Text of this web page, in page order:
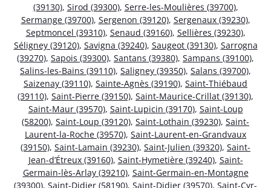
(39130), Sirod (39300), Serre-les-Moulières (39700),
Sermange (39700), Sergenon (39120), Sergenaux (39230),
Septmoncel (39310), Senaud (39160), Sellières (39230),
Séligney (39120), Savigna (39240), Saugeot (39130), Sarrogna
(39270), Sapois (39300), Santans (39380), Sampans (39100),
Salins-les-Bains (39110), Saligney (39350), Salans (39700),
Saizenay (39110), Sainte-Agnès (39190), Saint-Thiébaud
(39110), Saint-Pierre (39150), Saint-Maurice-Crillat (39130),
Saint-Maur (39570), Saint-Lupicin (39170), Saint-Loup
(58200), Saint-Loup (39120), Saint-Lothain (39230), Saint-
Laurent-la-Roche (39570), Saint-Laurent-en-Grandvaux
(39150), Saint-Lamain (39230), Saint-Julien (39320), Saint-
Jean-d’Étreux (39160), Saint-Hymetière (39240), Saint-
Germain-lès-Arlay (39210), Saint-Germain-en-Montagne
(39300), Saint-Didier (58190), Saint-Didier (39570), Saint-Cyr-